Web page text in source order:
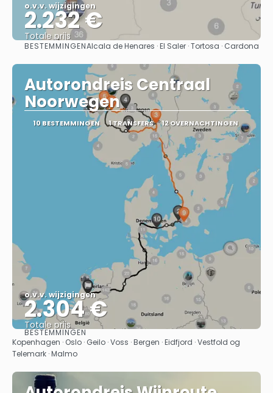
o.v.v. wijzigingen
2.232 €
Totale prijs
Bekijk
BESTEMMINGENAlcala de Henares · El Saler · Tortosa · Cardona
Autorondreis Centraal
Noorwegen
10 BESTEMMINGEN 1 TRANSFERS 12 OVERNACHTINGEN
o.v.v. wijzigingen
2.304 €
Totale prijs
Bekijk
BESTEMMINGEN
Kopenhagen · Oslo · Geilo · Voss · Bergen · Eidfjord · Vestfold og
Telemark · Malmo